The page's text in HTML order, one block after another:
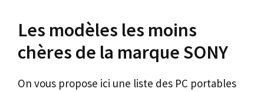
Les modèles les moins
chères de la marque SONY
On vous propose ici une liste des PC portables